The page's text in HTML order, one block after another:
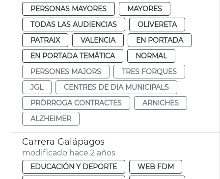
PERSONAS MAYORES
MAYORES
TODAS LAS AUDIENCIAS
OLIVERETA
PATRAIX
VALENCIA
EN PORTADA
EN PORTADA TEMÁTICA
NORMAL
PERSONES MAJORS
TRES FORQUES
JGL
CENTRES DE DIA MUNICIPALS
PRÒRROGA CONTRACTES
ARNICHES
ALZHEIMER
Carrera Galápagos
modificado hace 2 años
EDUCACIÓN Y DEPORTE
WEB FDM